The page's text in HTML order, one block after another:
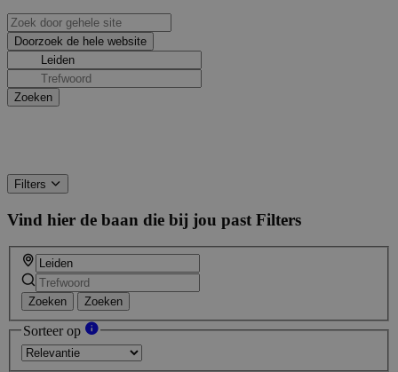
Filters
Vind hier de baan die bij jou past Filters
Zoeken Zoeken
Sorteer op